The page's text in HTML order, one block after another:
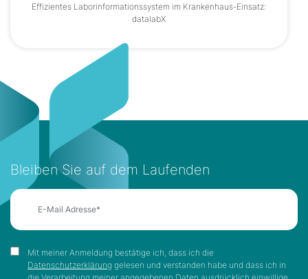
Effizientes Laborinformationssystem im Krankenhaus-Einsatz:
datalabX
Bleiben Sie auf dem Laufenden
Mit meiner Anmeldung bestätige ich, dass ich die
Datenschutzerklärung gelesen und verstanden habe und dass ich in